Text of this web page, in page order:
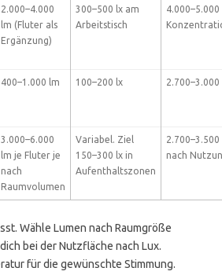
2.000–4.000
lm (Fluter als
Ergänzung)
300–500 lx am
Arbeitstisch
400–1.000 lm 100–200 lx 2.700–3.000
3.000–6.000
lm je Fluter je
nach
Raumvolumen
Variabel. Ziel
150–300 lx in
Aufenthaltszonen
2.700–3.500
nach
Wähle Lumen nach Raumgröße
bei der Nutzfläche nach Lux.
für die gewünschte Stimmung.